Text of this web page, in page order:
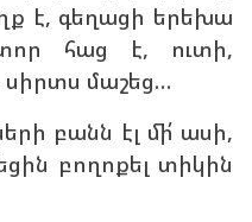
է, գեղացի երեխա
հաց է, ուտի,
սիրտս մաշեց…
բանն էլ մի՛ ասի,
բողոքել տիկին